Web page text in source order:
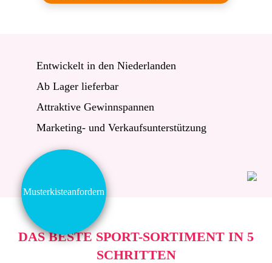
Entwickelt in den Niederlanden
Ab Lager lieferbar
Attraktive Gewinnspannen
Marketing- und Verkaufsunterstützung
Musterkisteanfordern
DAS BESTE SPORT-SORTIMENT IN 5
SCHRITTEN